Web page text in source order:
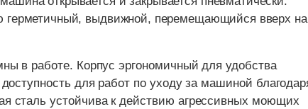
герметичный, выдвижной, перемещающийся вверх на
в работе. Корпус эргономичный для удобства
для работ по уходу за машиной
сталь устойчива к действию агрессивных моющих